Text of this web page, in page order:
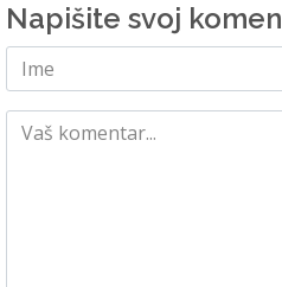
Napišite svoj